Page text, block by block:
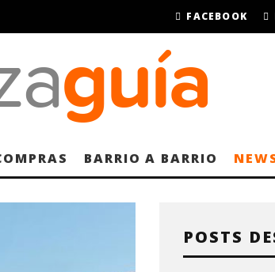
FACEBOOK
BARRIO A BARRIO
POSTS